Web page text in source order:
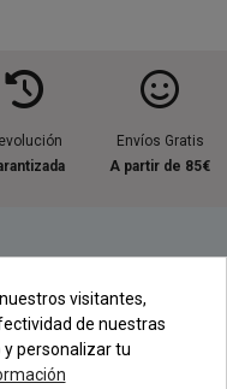
Envíos Gratis
A partir de 85€
visitantes,
de nuestras
personalizar tu